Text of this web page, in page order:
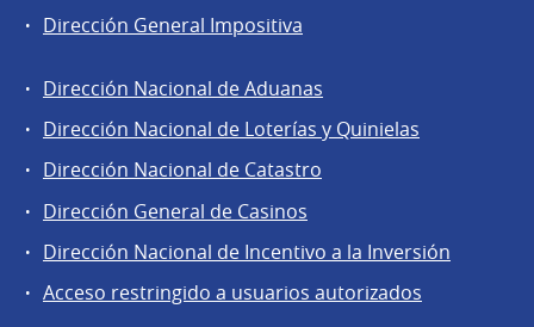
Dirección General Impositiva
Áreas
de
la
Dirección
General
de
Secretaría
Dirección Nacional de Aduanas
Dirección Nacional de Loterías y Quinielas
Dirección Nacional de Catastro
Dirección General de Casinos
Dirección Nacional de Incentivo a la Inversión
Acceso restringido a usuarios autorizados